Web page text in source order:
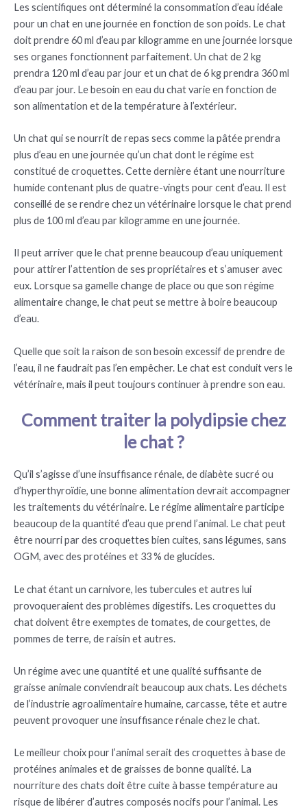
Les scientifiques ont déterminé la consommation d’eau idéale
pour un chat en une journée en fonction de son poids. Le chat
doit prendre 60 ml d’eau par kilogramme en une journée lorsque
ses organes fonctionnent parfaitement. Un chat de 2 kg
prendra 120 ml d’eau par jour et un chat de 6 kg prendra 360 ml
d’eau par jour. Le besoin en eau du chat varie en fonction de
son alimentation et de la température à l’extérieur.
Un chat qui se nourrit de repas secs comme la pâtée prendra
plus d’eau en une journée qu’un chat dont le régime est
constitué de croquettes. Cette dernière étant une nourriture
humide contenant plus de quatre-vingts pour cent d’eau. Il est
conseillé de se rendre chez un vétérinaire lorsque le chat prend
plus de 100 ml d’eau par kilogramme en une journée.
Il peut arriver que le chat prenne beaucoup d’eau uniquement
pour attirer l’attention de ses propriétaires et s’amuser avec
eux. Lorsque sa gamelle change de place ou que son régime
alimentaire change, le chat peut se mettre à boire beaucoup
d’eau.
Quelle que soit la raison de son besoin excessif de prendre de
l’eau, il ne faudrait pas l’en empêcher. Le chat est conduit vers le
vétérinaire, mais il peut toujours continuer à prendre son eau.
Comment traiter la polydipsie chez
le chat ?
Qu’il s’agisse d’une insuffisance rénale, de diabète sucré ou
d’hyperthyroïdie, une bonne alimentation devrait accompagner
les traitements du vétérinaire. Le régime alimentaire participe
beaucoup de la quantité d’eau que prend l’animal. Le chat peut
être nourri par des croquettes bien cuites, sans légumes, sans
OGM, avec des protéines et 33 % de glucides.
Le chat étant un carnivore, les tubercules et autres lui
provoqueraient des problèmes digestifs. Les croquettes du
chat doivent être exemptes de tomates, de courgettes, de
pommes de terre, de raisin et autres.
Un régime avec une quantité et une qualité suffisante de
graisse animale conviendrait beaucoup aux chats. Les déchets
de l’industrie agroalimentaire humaine, carcasse, tête et autre
peuvent provoquer une insuffisance rénale chez le chat.
Le meilleur choix pour l’animal serait des croquettes à base de
protéines animales et de graisses de bonne qualité. La
nourriture des chats doit être cuite à basse température au
risque de libérer d’autres composés nocifs pour l’animal. Les